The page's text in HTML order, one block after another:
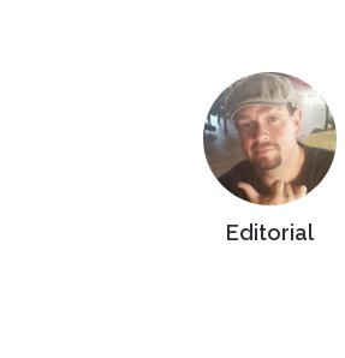
Editorial